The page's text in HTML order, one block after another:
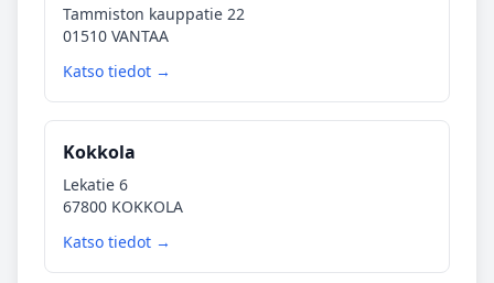
Tammiston kauppatie 22
01510 VANTAA
Katso tiedot →
Kokkola
Lekatie 6
67800 KOKKOLA
Katso tiedot →